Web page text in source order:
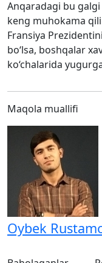
Anqaradagi bu
keng muhokama
Fransiya
bo‘lsa, boshqalar
ko‘chalarida
Maqola muallifi
Oybek